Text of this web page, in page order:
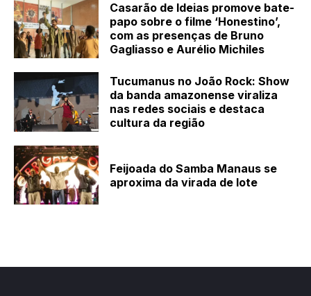
Casarão de Ideias promove bate-
papo sobre o filme ‘Honestino’,
com as presenças de Bruno
Gagliasso e Aurélio Michiles
Tucumanus no João Rock: Show
da banda amazonense viraliza
nas redes sociais e destaca
cultura da região
Feijoada do Samba Manaus se
aproxima da virada de lote